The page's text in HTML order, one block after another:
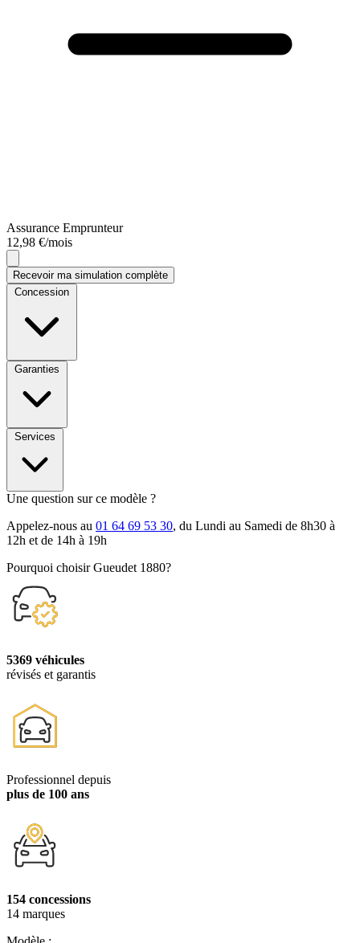
Assurance Emprunteur
12,98 €/mois
Recevoir ma simulation complète
Concession
Garanties
Services
Une question sur ce modèle ?
Appelez-nous au 01 64 69 53 30, du Lundi au Samedi de 8h30 à
12h et de 14h à 19h
Pourquoi choisir Gueudet 1880?
5369 véhicules
révisés et garantis
Professionnel depuis
plus de 100 ans
154 concessions
14 marques